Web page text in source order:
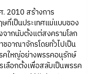
สร้างการ
ที่เป็นประเทศแม่แบบของ
ากนับตั้งแต่สงครามโลก
ชอาณาจักรโดยทั่วไปเป็น
คใหญ่อย่างพรรคอนุรักษ์
ลือกตั้งเพื่อสลับเป็นพรรค